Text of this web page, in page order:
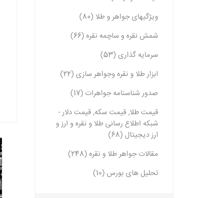
ویژگیهای جواهر و طلا (80)
شمش نقره و ساچمه نقره (66)
سرمایه گذاری (53)
ابزار طلا و نقره وجواهر سازی (22)
صدور شناسنامه جواهرات (17)
قیمت طلا, قیمت سکه, قیمت دلار -
شبکه اطلاع رسانی طلا و نقره و ارز و
ارز دیجیتال (68)
مقالات جواهر طلا و نقره (248)
تحلیل های بورس (10)